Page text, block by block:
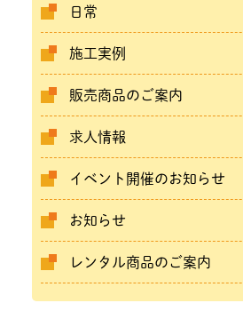
日常
施工実例
販売商品のご案内
求人情報
イベント開催のお知らせ
お知らせ
レンタル商品のご案内